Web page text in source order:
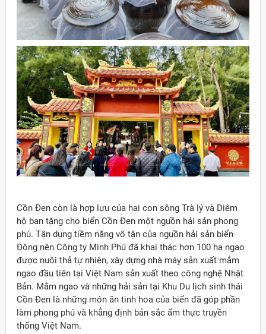
Cồn Đen còn là hợp lưu của hai con sông Trà lý và Diêm
hộ ban tặng cho biển Cồn Đen một nguồn hải sản phong
phú. Tận dụng tiềm năng vô tận của nguồn hải sản biển
Đông nên Công ty Minh Phú đã khai thác hơn 100 ha ngao
được nuôi thả tự nhiên, xây dựng nhà máy sản xuất mắm
ngao đầu tiên tại Việt Nam sản xuất theo công nghệ Nhật
Bản. Mắm ngao và những hải sản tại Khu Du lịch sinh thái
Cồn Đen là những món ăn tinh hoa của biển đã góp phần
làm phong phú và khẳng định bản sắc ẩm thực truyền
thống Việt Nam.